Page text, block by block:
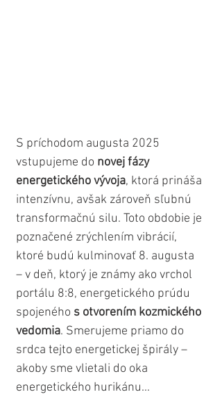
S príchodom augusta 2025
vstupujeme do novej fázy
energetického vývoja, ktorá prináša
intenzívnu, avšak zároveň sľubnú
transformačnú silu. Toto obdobie je
poznačené zrýchlením vibrácií,
ktoré budú kulminovať 8. augusta
– v deň, ktorý je známy ako vrchol
portálu 8:8, energetického prúdu
spojeného s otvorením kozmického
vedomia. Smerujeme priamo do
srdca tejto energetickej špirály –
akoby sme vlietali do oka
energetického hurikánu...